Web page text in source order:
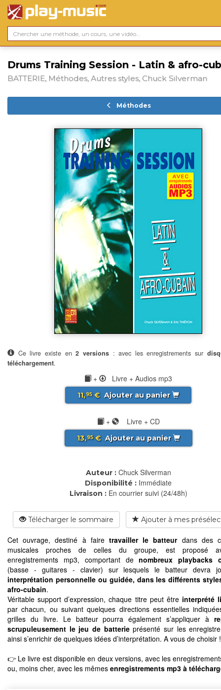
Drums Training Session - Latin & afro-
BATTERIE, Méthodes, Autres styles, Chuck Silverman
Méthodes
Ce livre existe en2 versions: avec les enregistrements sur
téléchargement.
+ Livre + Audios mp3
11,95€ Ajouter au panier
+ Livre + CD
13,95€ Ajouter au panier
Auteur : Chuck Silverman
Disponibilité : Immédiate
Livraison : En courrier suivi (24/48h)
Télécharger le sommaire Ajouter à mes
Cet ouvrage, destiné à faire travailler le batteurdans des
musicales proches de celles du groupe, est proposé
enregistrements mp3, comportant denombreux playbacks
(basse - guitares - clavier) sur lesquels le batteur devra
interprétation personnelle ou guidée, dans les différents
afro-cubain.
Véritable support d’expression, chaque titre peut être interprété
par chacun, ou suivant quelques directions essentielles
grilles du livre. Le batteur pourra également s’appliquer à
scrupuleusement le jeu de batterieprésenté sur les
ainsi s’enrichir de quelques idées d’interprétation. A vous de choisir !
👉 Le livre est disponible en deux versions, avec les
ou, moins cher, avec les mêmes enregistrements mp3 à